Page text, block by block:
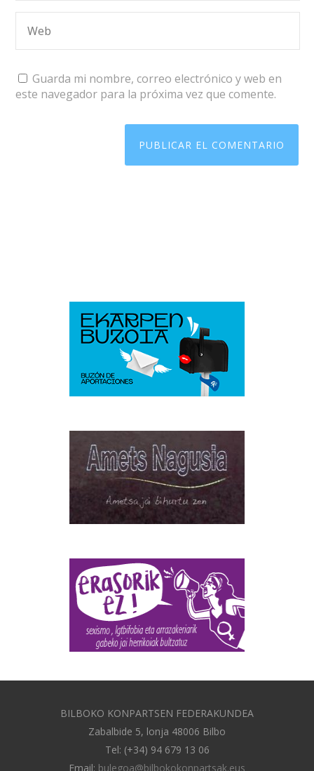
Guarda mi nombre, correo electrónico y web en
este navegador para la próxima vez que comente.
BILBOKO KONPARTSEN FEDERAKUNDEA
Zabalbide 5, lonja 48006 Bilbo
Tel: (+34) 94 679 13 06
Email: bulegoa@bilbokokonpartsak.eus